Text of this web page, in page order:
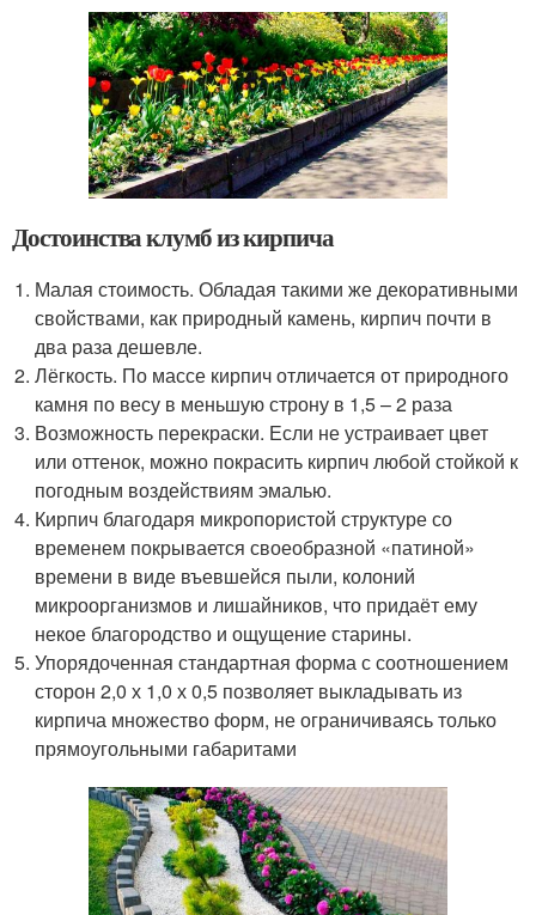
Достоинства клумб из кирпича
Малая стоимость. Обладая такими же декоративными
свойствами, как природный камень, кирпич почти в
два раза дешевле.
Лёгкость. По массе кирпич отличается от природного
камня по весу в меньшую строну в 1,5 – 2 раза
Возможность перекраски. Если не устраивает цвет
или оттенок, можно покрасить кирпич любой стойкой к
погодным воздействиям эмалью.
Кирпич благодаря микропористой структуре со
временем покрывается своеобразной «патиной»
времени в виде въевшейся пыли, колоний
микроорганизмов и лишайников, что придаёт ему
некое благородство и ощущение старины.
Упорядоченная стандартная форма с соотношением
сторон 2,0 х 1,0 х 0,5 позволяет выкладывать из
кирпича множество форм, не ограничиваясь только
прямоугольными габаритами